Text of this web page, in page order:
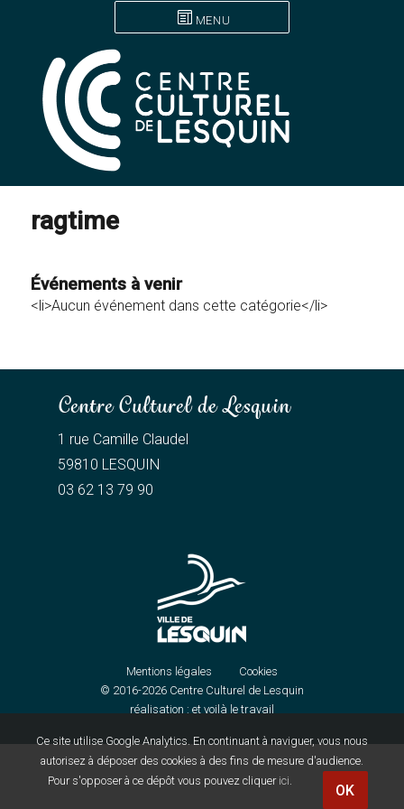
Ce site utilise Google Analytics. En continuant à naviguer, vous nous
autorisez à déposer des cookies à des fins de mesure d'audience.
Pour s'opposer à ce dépôt vous pouvez cliquer ici.
MENU
ragtime
Événements à venir
<li>Aucun événement dans cette catégorie</li>
Centre Culturel de Lesquin
1 rue Camille Claudel
59810 LESQUIN
03 62 13 79 90
Mentions légales
Cookies
© 2016-2026 Centre Culturel de Lesquin
réalisation : et voilà le travail